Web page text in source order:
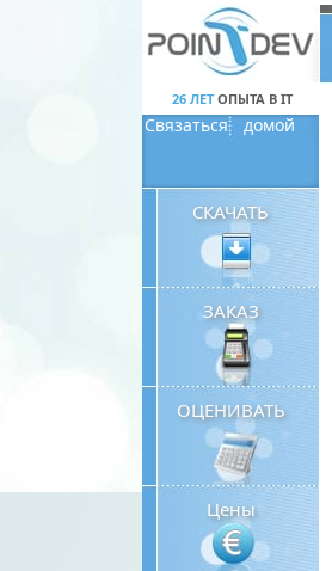
26 ЛЕТОПЫТА В IT
Связаться домой
СКАЧАТЬ
ЗАКАЗ
ОЦЕНИВАТЬ
Цены
Panneau de gestion des cookies